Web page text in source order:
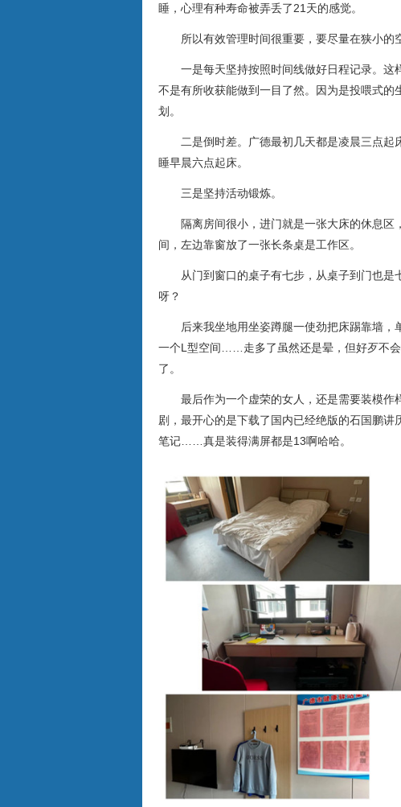
睡，心理有种寿命被弄丢了21天的感觉。
所以有效管理时间很重要，要尽量在狭小的
一是每天坚持按照时间线做好日程记录。
不是有所收获能做到一目了然。因为是投喂式
划。
二是倒时差。广德最初几天都是凌晨三点起
睡早晨六点起床。
三是坚持活动锻炼。
隔离房间很小，进门就是一张大床的休息
间，左边靠窗放了一张长条桌是工作区。
从门到窗口的桌子有七步，从桌子到门也
呀？
后来我坐地用坐姿蹲腿一使劲把床踢靠墙
一个L型空间……走多了虽然还是晕，但好歹不
了。
最后作为一个虚荣的女人，还是需要装模
剧，最开心的是下载了国内已经绝版的石国鹏
笔记……真是装得满屏都是13啊哈哈。